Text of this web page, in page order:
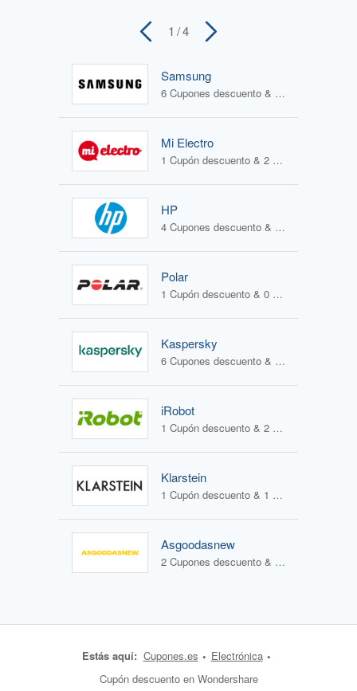
1 / 4
Samsung
6 Cupones descuento & 4 Ofertas
Mi Electro
1 Cupón descuento & 2 Ofertas
HP
4 Cupones descuento & 1 Oferta
Polar
1 Cupón descuento & 0 Ofertas
Kaspersky
6 Cupones descuento & 1 Oferta
iRobot
1 Cupón descuento & 2 Ofertas
Klarstein
1 Cupón descuento & 1 Oferta
Asgoodasnew
2 Cupones descuento & 0 Ofertas
Estás aquí: Cupones.es
Electrónica
Cupón descuento en Wondershare